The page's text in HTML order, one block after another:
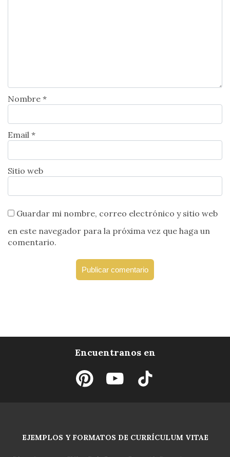
Nombre *
Email *
Sitio web
Guardar mi nombre, correo electrónico y sitio web
en este navegador para la próxima vez que haga un
comentario.
Encuentranos en
EJEMPLOS Y FORMATOS DE CURRÍCULUM VITAE